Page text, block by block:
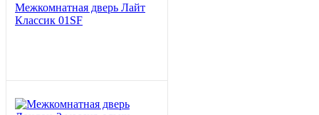
Межкомнатная дверь Лайт
Классик 01SF